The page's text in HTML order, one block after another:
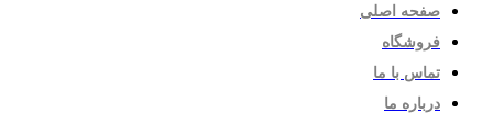
صفحه اصلی
فروشگاه
تماس با ما
درباره ما